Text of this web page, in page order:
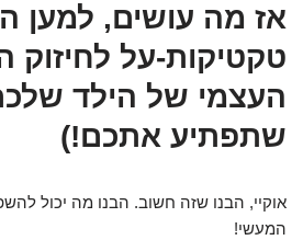
טקטיקות-על לחיזוק
העצמי של הילד
שתפתיע אתכם!)
אוקיי, הבנו שזה חשוב. הבנו מה יכול
המעשי!